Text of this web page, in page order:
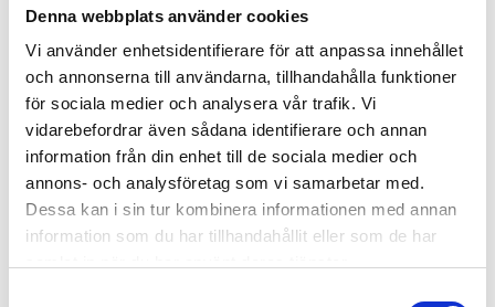
Denna webbplats använder cookies
Vi använder enhetsidentifierare för att anpassa innehållet
och annonserna till användarna, tillhandahålla funktioner
för sociala medier och analysera vår trafik. Vi
vidarebefordrar även sådana identifierare och annan
information från din enhet till de sociala medier och
annons- och analysföretag som vi samarbetar med.
Dessa kan i sin tur kombinera informationen med annan
information som du har tillhandahållit eller som de har
men oftast räcker två besök i månaden. Behovet
kan också ändras beroende på vädret och
årstiderna – exempelvis växer gräset snabbare
under sommaren.
Kan man ha ett abonnemang på
trädgårdsskötsel?
Självklart kan man det. Hör av dig till oss, så ser